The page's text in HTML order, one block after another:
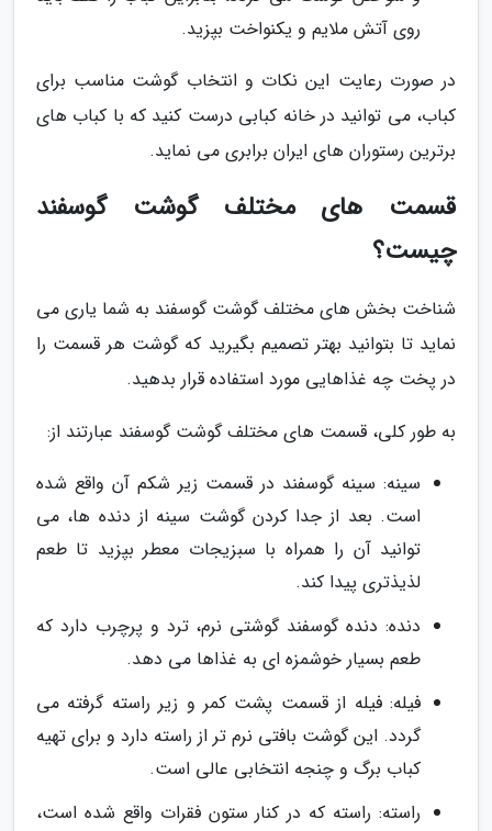
روی آتش ملایم و یکنواخت بپزید.
در صورت رعایت این نکات و انتخاب گوشت مناسب برای
کباب، می توانید در خانه کبابی درست کنید که با کباب های
برترین رستوران های ایران برابری می نماید.
قسمت های مختلف گوشت گوسفند
چیست؟
شناخت بخش های مختلف گوشت گوسفند به شما یاری می
نماید تا بتوانید بهتر تصمیم بگیرید که گوشت هر قسمت را
در پخت چه غذاهایی مورد استفاده قرار بدهید.
به طور کلی، قسمت های مختلف گوشت گوسفند عبارتند از:
سینه: سینه گوسفند در قسمت زیر شکم آن واقع شده
است. بعد از جدا کردن گوشت سینه از دنده ها، می
توانید آن را همراه با سبزیجات معطر بپزید تا طعم
لذیذتری پیدا کند.
دنده: دنده گوسفند گوشتی نرم، ترد و پرچرب دارد که
طعم بسیار خوشمزه ای به غذاها می دهد.
فیله: فیله از قسمت پشت کمر و زیر راسته گرفته می
گردد. این گوشت بافتی نرم تر از راسته دارد و برای تهیه
کباب برگ و چنجه انتخابی عالی است.
راسته: راسته که در کنار ستون فقرات واقع شده است،